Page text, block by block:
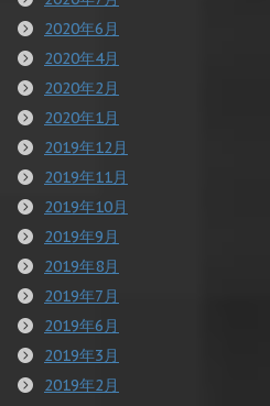
2020年6月
2020年4月
2020年2月
2020年1月
2019年12月
2019年11月
2019年10月
2019年9月
2019年8月
2019年7月
2019年6月
2019年3月
2019年2月